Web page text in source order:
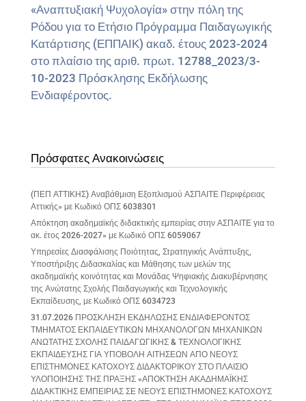
«Αναπτυξιακή Ψυχολογία» στην πόλη της
Ρόδου για το Ετήσιο Πρόγραμμα Παιδαγωγικής
Κατάρτισης (ΕΠΠΑΙΚ) ακαδ. έτους 2023-2024
στο πλαίσιο της αριθ. πρωτ. 12788_2023/3-
10-2023 Πρόσκλησης Εκδήλωσης
Ενδιαφέροντος.
Πρόσφατες Ανακοινώσεις
(ΠΕΠ ΑΤΤΙΚΗΣ) Αναβάθμιση Εξοπλισμού ΑΣΠΑΙΤΕ Περιφέρειας
Αττικής» με Κωδικό ΟΠΣ 6038301
Απόκτηση ακαδημαϊκής διδακτικής εμπειρίας στην ΑΣΠΑΙΤΕ για το
ακ. έτος 2026-2027» με Κωδικό ΟΠΣ 6059067
Υπηρεσίες Διασφάλισης Ποιότητας, Στρατηγικής Ανάπτυξης,
Υποστήριξης Διδασκαλίας και Μάθησης των μελών της
ακαδημαϊκής κοινότητας και Μονάδας Ψηφιακής Διακυβέρνησης
της Ανώτατης Σχολής Παιδαγωγικής και Τεχνολογικής
Εκπαίδευσης, με Κωδικό ΟΠΣ 6034723
31.07.2026 ΠΡΟΣΚΛΗΣΗ ΕΚΔΗΛΩΣΗΣ ΕΝΔΙΑΦΕΡΟΝΤΟΣ
ΤΜΗΜΑΤΟΣ ΕΚΠΑΙΔΕΥΤΙΚΩΝ ΜΗΧΑΝΟΛΟΓΩΝ ΜΗΧΑΝΙΚΩΝ
ΑΝΩΤΑΤΗΣ ΣΧΟΛΗΣ ΠΑΙΔΑΓΩΓΙΚΗΣ & ΤΕΧΝΟΛΟΓΙΚΗΣ
ΕΚΠΑΙΔΕΥΣΗΣ ΓΙΑ ΥΠΟΒΟΛΗ ΑΙΤΗΣΕΩΝ ΑΠΟ ΝΕΟΥΣ
ΕΠΙΣΤΗΜΟΝΕΣ ΚΑΤΟΧΟΥΣ ΔΙΔΑΚΤΟΡΙΚΟΥ ΣΤΟ ΠΛΑΙΣΙΟ
ΥΛΟΠΟΙΗΣΗΣ ΤΗΣ ΠΡΑΞΗΣ «ΑΠΟΚΤΗΣΗ ΑΚΑΔΗΜΑΪΚΗΣ
ΔΙΔΑΚΤΙΚΗΣ ΕΜΠΕΙΡΙΑΣ ΣΕ ΝΕΟΥΣ ΕΠΙΣΤΗΜΟΝΕΣ ΚΑΤΟΧΟΥΣ